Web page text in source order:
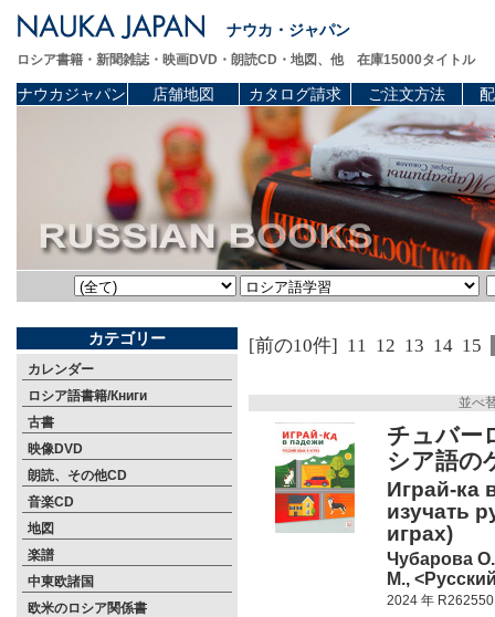
ナウカ・ジャパン
ロシア書籍・新聞雑誌・映画DVD・朗読CD・地図、他 在庫15000タイトル
ナウカジャパン 店舗地図 カタログ請求 ご注文方法
カテゴリー
カレンダー
ロシア語書籍/Книги
古書
映像DVD
朗読、その他CD
音楽CD
地図
楽譜
中東欧諸国
欧米のロシア関係書
[前の10件] 11 12 13 14 15
並べ
チュバ
シア語
Играй-ка
изучать
играх)
Чубарова
М.,
2024 年 R262550